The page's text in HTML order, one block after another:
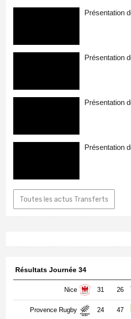
Présentation
Présentation
Présentation
Présentation
Toutes les actus Transferts
Résultats Journée 34
Nice 31 26
Provence Rugby 24 47